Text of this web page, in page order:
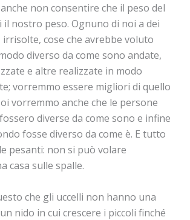
non consentire che il peso del
il nostro peso. Ognuno di noi a dei
irrisolte, cose che avrebbe voluto
diverso da come sono andate,
e altre realizzate in modo
vorremmo essere migliori di quello
vorremmo anche che le persone
diverse da come sono e infine
fosse diverso da come è. E tutto
pesanti: non si può volare
casa sulle spalle.
che gli uccelli non hanno una
nido in cui crescere i piccoli finché